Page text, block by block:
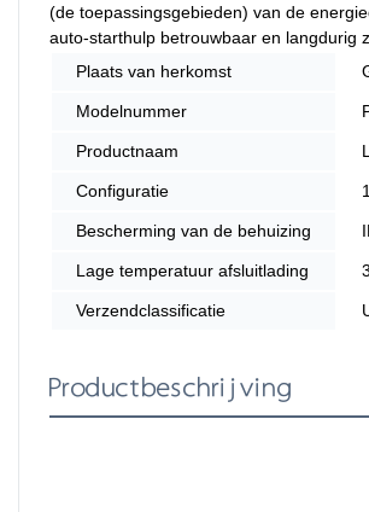
(de toepassingsgebieden) van de
auto-starthulp betrouwbaar en langdurig
Plaats van herkomst
Modelnummer
Productnaam
Configuratie
Bescherming van de behuizing
Lage temperatuur afsluitlading
Verzendclassificatie
Productbeschrijving